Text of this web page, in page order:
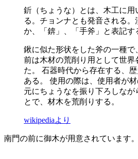
釿（ちょうな）とは、木工に用
る。チョンナとも発音される。
か、「錛」、「手斧」と表記す
鍬に似た形状をした斧の一種で
前は木材の荒削り用として世界
た。 石器時代から存在する、
ある。 使用の際は、使用者が
元にちょうなを振り下ろしなが
とで、材木を荒削りする。
wikipediaより
南門の前に御木が用意されています。